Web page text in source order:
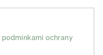
podmínkami ochrany